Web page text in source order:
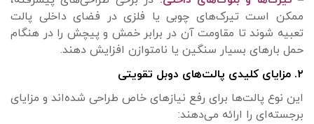
ممکن است تیرک‌های چوبی یا فلزی در فضای داخلی پالت
تعبیه شوند تا مقاومت آن در برابر خمش و پیچش را در هنگام
حمل بارهای بسیار سنگین یا نامتوازن افزایش دهند.
۲. مزایای کلیدی پالت‌های دوبل تقویتی
این نوع پالت‌ها برای رفع نیازهای خاص طراحی شده‌اند و مزایای
برجسته‌ای را ارائه می‌دهند: